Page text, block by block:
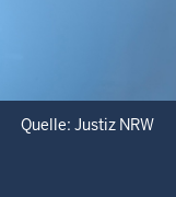
Quelle: Justiz NRW